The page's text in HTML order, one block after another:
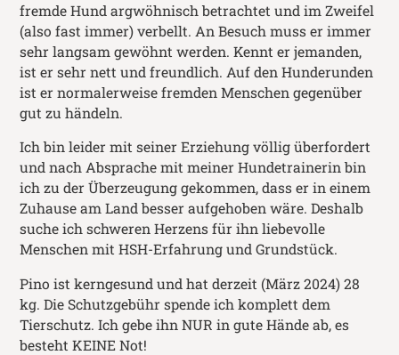
fremde Hund argwöhnisch betrachtet und im Zweifel
(also fast immer) verbellt. An Besuch muss er immer
sehr langsam gewöhnt werden. Kennt er jemanden,
ist er sehr nett und freundlich. Auf den Hunderunden
ist er normalerweise fremden Menschen gegenüber
gut zu händeln.
Ich bin leider mit seiner Erziehung völlig überfordert
und nach Absprache mit meiner Hundetrainerin bin
ich zu der Überzeugung gekommen, dass er in einem
Zuhause am Land besser aufgehoben wäre. Deshalb
suche ich schweren Herzens für ihn liebevolle
Menschen mit HSH-Erfahrung und Grundstück.
Pino ist kerngesund und hat derzeit (März 2024) 28
kg. Die Schutzgebühr spende ich komplett dem
Tierschutz. Ich gebe ihn NUR in gute Hände ab, es
besteht KEINE Not!